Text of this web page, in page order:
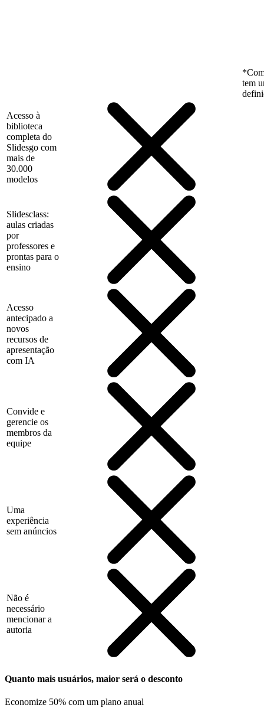
tem
Acesso à
biblioteca
completa do
Slidesgo com
mais de
30.000
modelos
Slidesclass:
aulas criadas
por
professores e
prontas para o
ensino
Acesso
antecipado a
novos
recursos de
apresentação
com IA
Convide e
gerencie os
membros da
equipe
Uma
experiência
sem anúncios
Não é
necessário
mencionar a
autoria
Quanto mais usuários, maior será o desconto
Economize 50% com um plano anual